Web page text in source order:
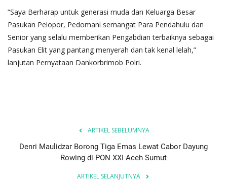
“Saya Berharap untuk generasi muda dan Keluarga Besar
Pasukan Pelopor, Pedomani semangat Para Pendahulu dan
Senior yang selalu memberikan Pengabdian terbaiknya sebagai
Pasukan Elit yang pantang menyerah dan tak kenal lelah,”
lanjutan Pernyataan Dankorbrimob Polri.
ARTIKEL SEBELUMNYA
Denri Maulidzar Borong Tiga Emas Lewat Cabor Dayung
Rowing di PON XXI Aceh Sumut
ARTIKEL SELANJUTNYA